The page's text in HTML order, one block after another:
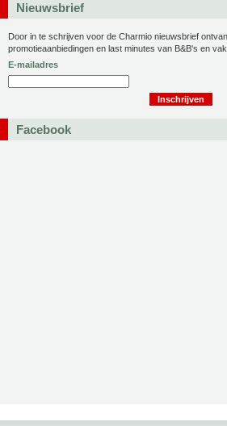
Nieuwsbrief
Door in te schrijven voor de Charmio nieuwsbrief
promotieaanbiedingen en last minutes van B&B's en
E-mailadres
Facebook